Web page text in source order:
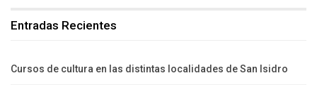
Entradas Recientes
Cursos de cultura en las distintas localidades de San Isidro